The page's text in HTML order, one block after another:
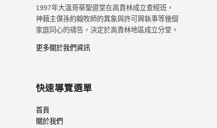
1997年大溫哥華聖道堂在高貴林成立查經班，
神藉主僕孫約翰牧師的異象與許可興執事等幾個
家庭同心的禱告，決定於高貴林地區成立分堂。
更多關於我們資訊
快速導覽選單
首頁
關於我們